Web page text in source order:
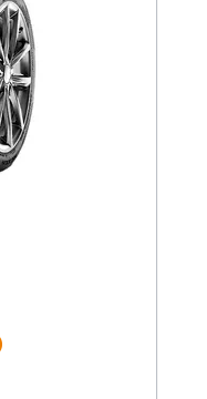
Mehr Informationen zum